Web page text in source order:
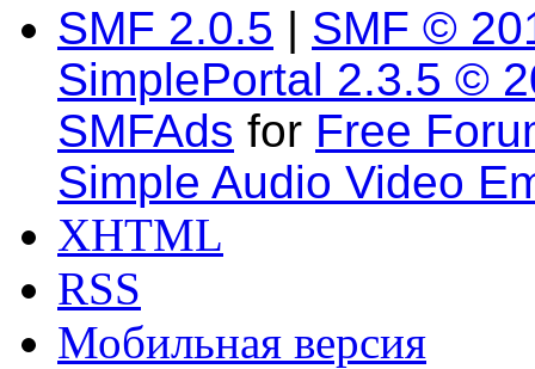
SMF 2.0.5 | SMF ©
SimplePortal 2.3.5 ©
SMFAds for Free
Simple Audio Video
XHTML
RSS
Мобильная версия